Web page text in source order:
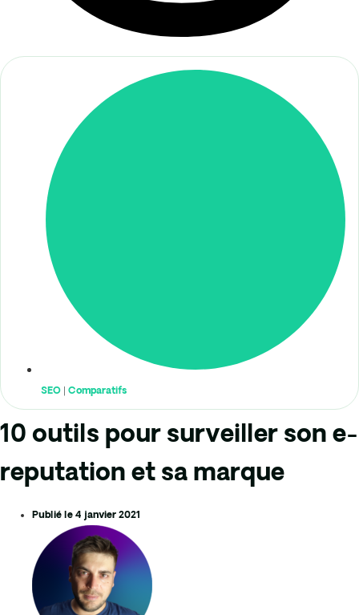
SEO Comparatifs
10 outils pour surveiller son e-
reputation et sa marque
Publié le 4 janvier 2021